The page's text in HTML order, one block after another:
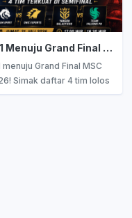
H-1 Menuju Grand Final MSC 2026, Daftar Tim yang Lolos ke Semifinal dan Fakta Menariknya!
menuju Grand Final MSC
Simak daftar 4 tim lolos
rekap perempat